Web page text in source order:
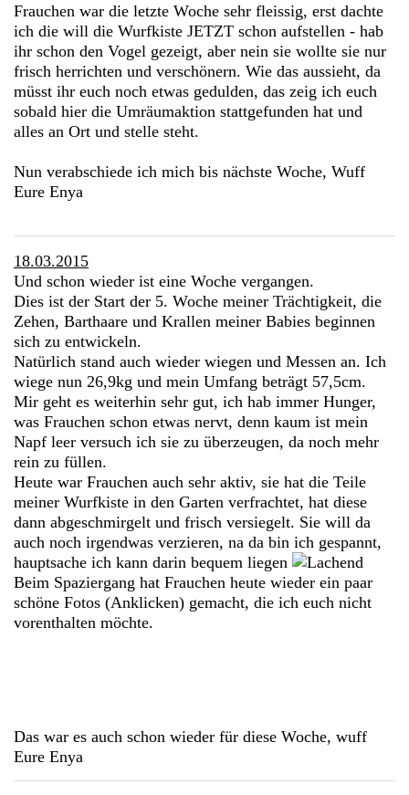
Frauchen war die letzte Woche sehr fleissig, erst dachte
ich die will die Wurfkiste JETZT schon aufstellen - hab
ihr schon den Vogel gezeigt, aber nein sie wollte sie nur
frisch herrichten und verschönern. Wie das aussieht, da
müsst ihr euch noch etwas gedulden, das zeig ich euch
sobald hier die Umräumaktion stattgefunden hat und
alles an Ort und stelle steht.
Nun verabschiede ich mich bis nächste Woche, Wuff
Eure Enya
18.03.2015
Und schon wieder ist eine Woche vergangen.
Dies ist der Start der 5. Woche meiner Trächtigkeit, die
Zehen, Barthaare und Krallen meiner Babies beginnen
sich zu entwickeln.
Natürlich stand auch wieder wiegen und Messen an. Ich
wiege nun 26,9kg und mein Umfang beträgt 57,5cm.
Mir geht es weiterhin sehr gut, ich hab immer Hunger,
was Frauchen schon etwas nervt, denn kaum ist mein
Napf leer versuch ich sie zu überzeugen, da noch mehr
rein zu füllen.
Heute war Frauchen auch sehr aktiv, sie hat die Teile
meiner Wurfkiste in den Garten verfrachtet, hat diese
dann abgeschmirgelt und frisch versiegelt. Sie will da
auch noch irgendwas verzieren, na da bin ich gespannt,
hauptsache ich kann darin bequem liegen
Beim Spaziergang hat Frauchen heute wieder ein paar
schöne Fotos (Anklicken) gemacht, die ich euch nicht
vorenthalten möchte.
Das war es auch schon wieder für diese Woche, wuff
Eure Enya